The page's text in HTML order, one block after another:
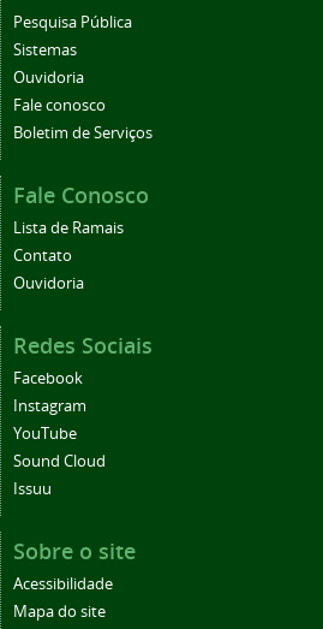
Pesquisa Pública
Sistemas
Ouvidoria
Fale conosco
Boletim de Serviços
Fale Conosco
Lista de Ramais
Contato
Ouvidoria
Redes Sociais
Facebook
Instagram
YouTube
Sound Cloud
Issuu
Sobre o site
Acessibilidade
Mapa do site